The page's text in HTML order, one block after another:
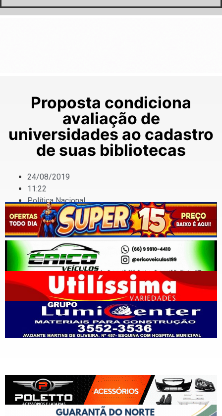
Proposta condiciona
avaliação de
universidades ao cadastro
de suas bibliotecas
24/08/2019
11:22
Política Nacional